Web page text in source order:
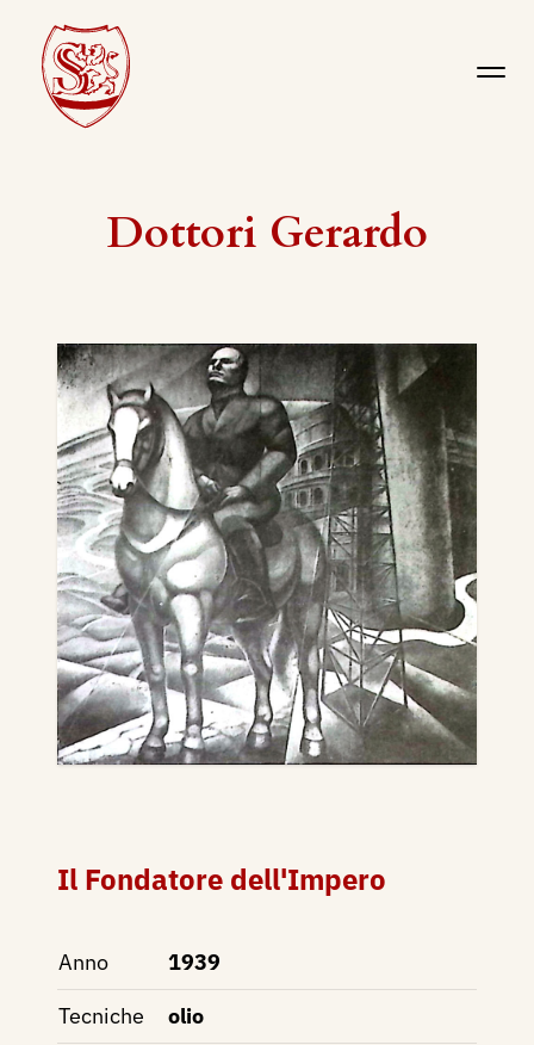
Dottori Gerardo
Il Fondatore dell'Impero
Anno
1939
Tecniche
olio